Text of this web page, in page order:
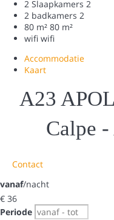
2 Slaapkamers 2
2 badkamers 2
80 m² 80 m²
wifi wifi
Accommodatie
Kaart
A23
Calpe -
Contact
vanaf/nacht
€ 36
Periode